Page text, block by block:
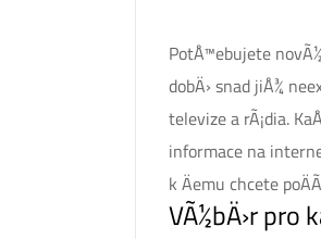
PotÅ™ebujete
dobÄ› snad jiÅ¾
televize a rÃ¡dia.
informace na
k Äemu chcete
VÃ½bÄ›r pro